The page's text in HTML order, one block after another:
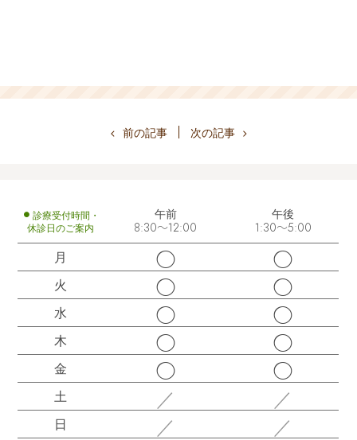
前の記事 次の記事
診療受付時間・
休診日のご案内
午前
8:30～12:00
午後
1:30～5:00
月 ◯ ◯
火 ◯ ◯
水 ◯ ◯
木 ◯ ◯
金 ◯ ◯
土 ／ ／
日 ／ ／